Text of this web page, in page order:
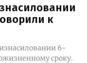
к
6-
сроку.